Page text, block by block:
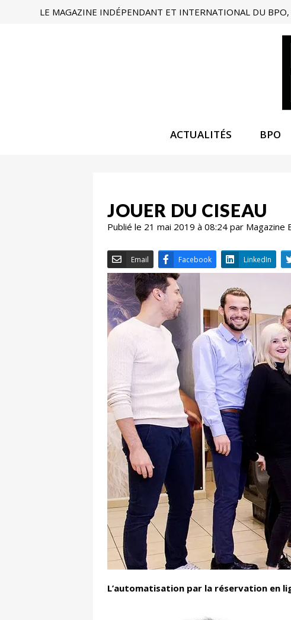
LE MAGAZINE INDÉPENDANT ET INTERNATIONAL DU
ACTUALITÉS BPO
JOUER DU CISEAU
Publié le 21 mai 2019 à 08:24 par Magazine
Email Facebook
L’automatisation par la réservation en